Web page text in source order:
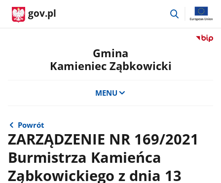
gov.pl
przejdź
Przejdź
Gmina
Kamieniec Ząbkowicki
MENU
Powrót
ZARZĄDZENIE NR 169/2021
Burmistrza Kamieńca
Ząbkowickiego z dnia 13